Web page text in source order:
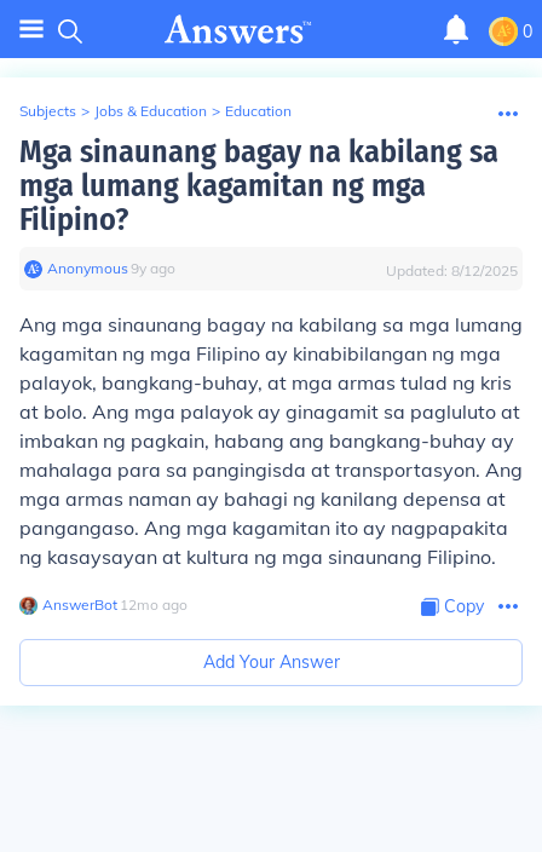
0
Subjects > Jobs & Education > Education
Mga sinaunang bagay na kabilang sa
mga lumang kagamitan ng mga
Filipino?
Anonymous∙9y ago Updated: 8/12/2025
Ang mga sinaunang bagay na kabilang sa mga lumang
kagamitan ng mga Filipino ay kinabibilangan ng mga
palayok, bangkang-buhay, at mga armas tulad ng kris
at bolo. Ang mga palayok ay ginagamit sa pagluluto at
imbakan ng pagkain, habang ang bangkang-buhay ay
mahalaga para sa pangingisda at transportasyon. Ang
mga armas naman ay bahagi ng kanilang depensa at
pangangaso. Ang mga kagamitan ito ay nagpapakita
ng kasaysayan at kultura ng mga sinaunang Filipino.
AnswerBot∙ 12mo ago Copy
Add Your Answer